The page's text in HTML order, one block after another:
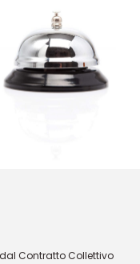
Contratto Collettivo